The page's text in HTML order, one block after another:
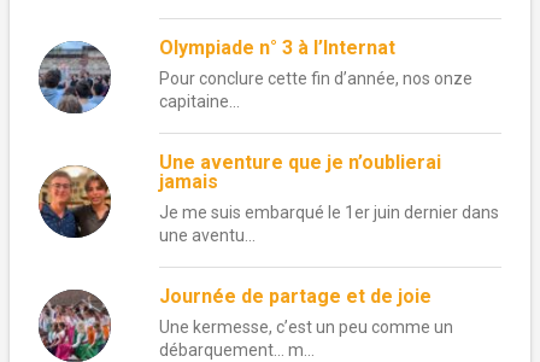
Olympiade n° 3 à l’Internat
Pour conclure cette fin d’année, nos onze
capitaine...
Une aventure que je n’oublierai
jamais
Je me suis embarqué le 1er juin dernier dans
une aventu...
Journée de partage et de joie
Une kermesse, c’est un peu comme un
débarquement… m...